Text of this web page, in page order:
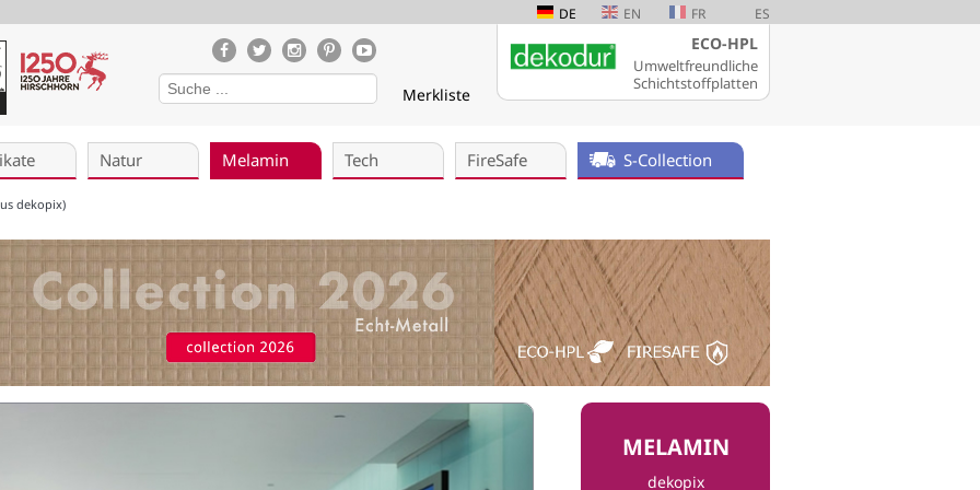
DE EN FR ES
Merkliste
ECO-HPL
Umweltfreundliche
Schichtstoffplatten
Natur Melamin Tech FireSafe S-Collection
dekopix)
MELAMIN
dekopix